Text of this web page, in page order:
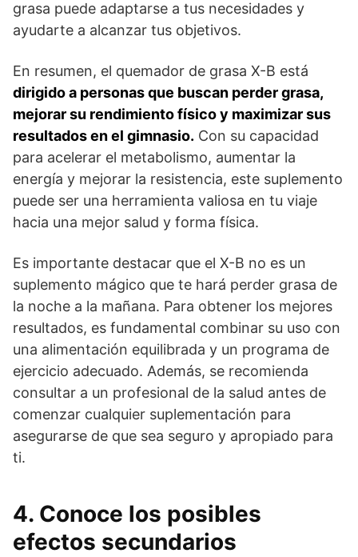
grasa puede adaptarse a tus necesidades y
ayudarte a alcanzar tus objetivos.
En resumen, el quemador de grasa X-B está
dirigido a personas que buscan perder grasa,
mejorar su rendimiento físico y maximizar sus
resultados en el gimnasio. Con su capacidad
para acelerar el metabolismo, aumentar la
energía y mejorar la resistencia, este suplemento
puede ser una herramienta valiosa en tu viaje
hacia una mejor salud y forma física.
Es importante destacar que el X-B no es un
suplemento mágico que te hará perder grasa de
la noche a la mañana. Para obtener los mejores
resultados, es fundamental combinar su uso con
una alimentación equilibrada y un programa de
ejercicio adecuado. Además, se recomienda
consultar a un profesional de la salud antes de
comenzar cualquier suplementación para
asegurarse de que sea seguro y apropiado para
ti.
4. Conoce los posibles
efectos secundarios